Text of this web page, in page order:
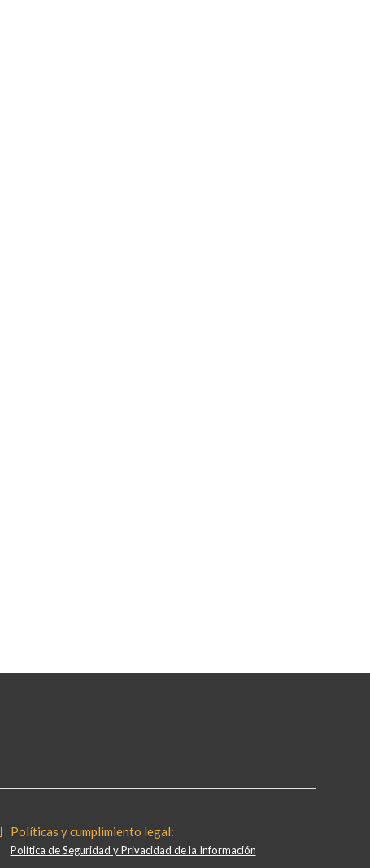
Políticas y cumplimiento legal:
Política de Seguridad y Privacidad de la Información